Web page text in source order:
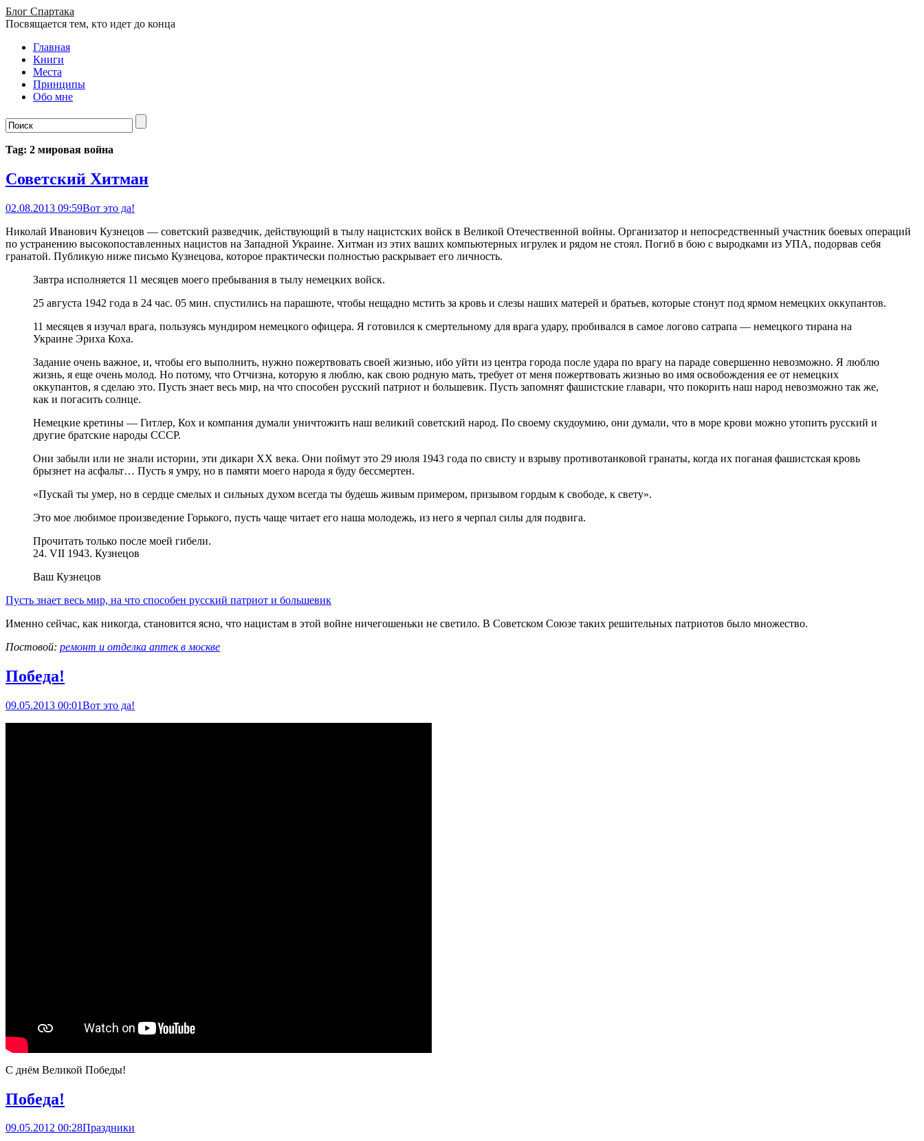
Блог Спартака
Посвящается тем, кто идет до конца
Главная
Книги
Места
Принципы
Обо мне
Tag: 2 мировая война
Советский Хитман
02.08.2013 09:59Вот это да!
Николай Иванович Кузнецов — советский разведчик, действующий в тылу нацистских войск в Великой Отечественной войны. Организатор и непосредственный участник боевых операций
по устранению высокопоставленных нацистов на Западной Украине. Хитман из этих ваших компьютерных игрулек и рядом не стоял. Погиб в бою с выродками из УПА, подорвав себя
гранатой. Публикую ниже письмо Кузнецова, которое практически полностью раскрывает его личность.
Завтра исполняется 11 месяцев моего пребывания в тылу немецких войск.
25 августа 1942 года в 24 час. 05 мин. спустились на парашюте, чтобы нещадно мстить за кровь и слезы наших матерей и братьев, которые стонут под ярмом немецких оккупантов.
11 месяцев я изучал врага, пользуясь мундиром немецкого офицера. Я готовился к смертельному для врага удару, пробивался в самое логово сатрапа — немецкого тирана на
Украине Эриха Коха.
Задание очень важное, и, чтобы его выполнить, нужно пожертвовать своей жизнью, ибо уйти из центра города после удара по врагу на параде совершенно невозможно. Я люблю
жизнь, я еще очень молод. Но потому, что Отчизна, которую я люблю, как свою родную мать, требует от меня пожертвовать жизнью во имя освобождения ее от немецких
оккупантов, я сделаю это. Пусть знает весь мир, на что способен русский патриот и большевик. Пусть запомнят фашистские главари, что покорить наш народ невозможно так же,
как и погасить солнце.
Немецкие кретины — Гитлер, Кох и компания думали уничтожить наш великий советский народ. По своему скудоумию, они думали, что в море крови можно утопить русский и
другие братские народы СССР.
Они забыли или не знали истории, эти дикари XX века. Они поймут это 29 июля 1943 года по свисту и взрыву противотанковой гранаты, когда их поганая фашистская кровь
брызнет на асфальт… Пусть я умру, но в памяти моего народа я буду бессмертен.
«Пускай ты умер, но в сердце смелых и сильных духом всегда ты будешь живым примером, призывом гордым к свободе, к свету».
Это мое любимое произведение Горького, пусть чаще читает его наша молодежь, из него я черпал силы для подвига.
Прочитать только после моей гибели.
24. VII 1943. Кузнецов
Ваш Кузнецов
Пусть знает весь мир, на что способен русский патриот и большевик
Именно сейчас, как никогда, становится ясно, что нацистам в этой войне ничегошеньки не светило. В Советском Союзе таких решительных патриотов было множество.
Постовой: ремонт и отделка аптек в москве
Победа!
09.05.2013 00:01Вот это да!
С днём Великой Победы!
Победа!
09.05.2012 00:28Праздники